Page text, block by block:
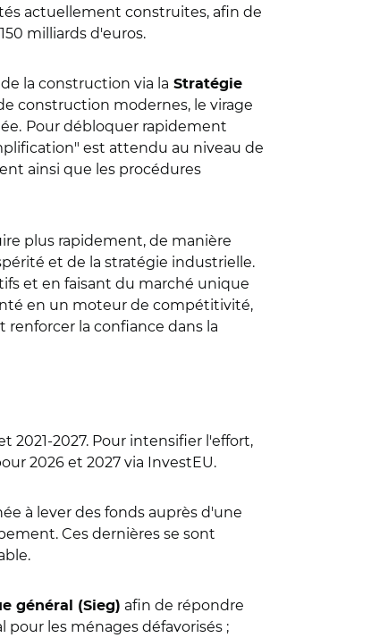
actuellement construites, afin de
milliards d'euros.
la construction via la Stratégie
construction modernes, le virage
Pour débloquer rapidement
est attendu au niveau de
ainsi que les procédures
plus rapidement, de manière
et de la stratégie industrielle.
et en faisant du marché unique
en un moteur de compétitivité,
la confiance dans la
2021-2027. Pour intensifier l'effort,
2026 et 2027 via InvestEU.
à lever des fonds auprès d'une
Ces dernières se sont
général (Sieg) afin de répondre
les ménages défavorisés ;